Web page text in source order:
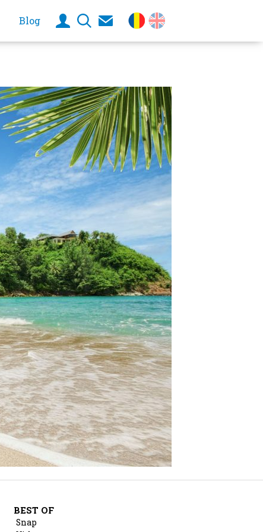
Blog
BEST OF
Snap